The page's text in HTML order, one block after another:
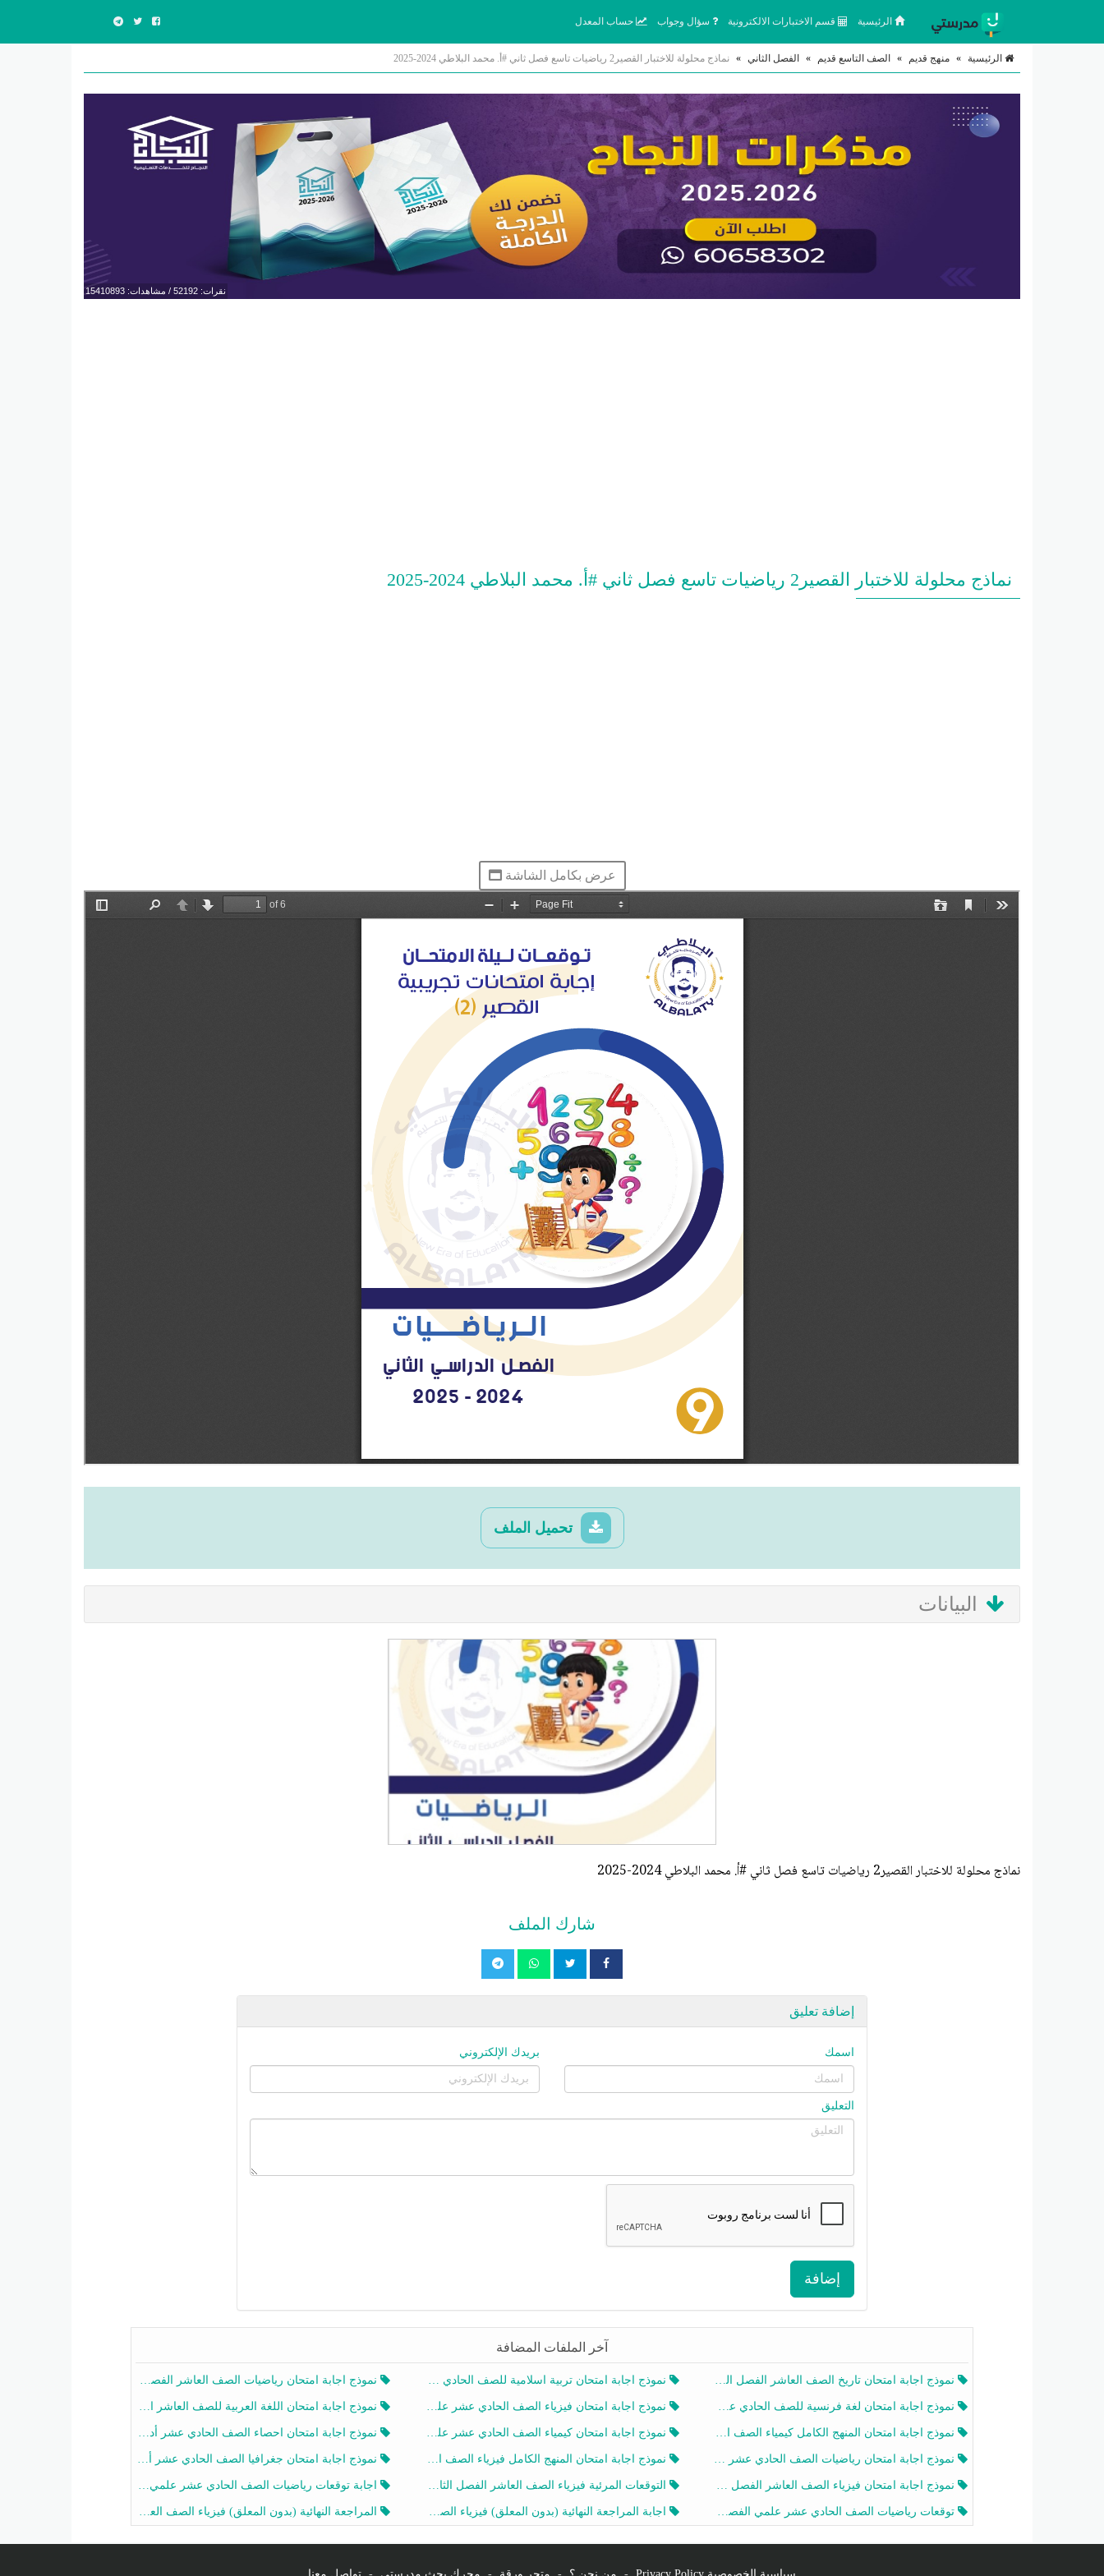
الرئيسية قسم الاختبارات الالكترونية سؤال وجواب حساب المعدل
الرئيسية » منهج قديم » الصف التاسع قديم » الفصل الثاني » نماذج محلولة للاختبار القصير2 رياضيات تاسع فصل ثاني #أ. محمد البلاطي 2024-2025
نقرات: 52192 / مشاهدات: 15410893
نماذج محلولة للاختبار القصير2 رياضيات تاسع فصل ثاني #أ. محمد البلاطي 2024-2025
عرض بكامل الشاشة
تحميل الملف
البيانات
نماذج محلولة للاختبار القصير2 رياضيات تاسع فصل ثاني #أ. محمد البلاطي 2024-2025
شارك الملف
إضافة تعليق
اسمك بريدك الإلكتروني
التعليق
إضافة
آخر الملفات المضافة
نموذج اجابة امتحان تاريخ الصف العاشر الفصل الثاني 2025-2026 نموذج اجابة امتحان تربية اسلامية للصف الحادي عشر الفصل الثاني 2025-2026 نموذج اجابة امتحان رياضيات الصف العاشر الفصل الثاني 2025-2026
نموذج اجابة امتحان لغة فرنسية للصف الحادي عشر أدبي الفصل الثاني 2025-2026 نموذج اجابة امتحان فيزياء الصف الحادي عشر علمي الفصل الثاني 2025-2026 نموذج اجابة امتحان اللغة العربية للصف العاشر الفصل الثاني 2025-2026
نموذج اجابة امتحان المنهج الكامل كيمياء الصف الحادي عشر علمي الفصل الثاني 2025-2026 نموذج اجابة امتحان كيمياء الصف الحادي عشر علمي الفصل الثاني 2025-2026 نموذج اجابة امتحان احصاء الصف الحادي عشر أدبي الفصل الثاني 2025-2026
نموذج اجابة امتحان رياضيات الصف الحادي عشر علمي الفصل الثاني 2025-2026 نموذج اجابة امتحان المنهج الكامل فيزياء الصف العاشر الفصل الثاني 2025-2026 نموذج اجابة امتحان جغرافيا الصف الحادي عشر أدبي الفصل الثاني 2025-2026
نموذج اجابة امتحان فيزياء الصف العاشر الفصل الثاني 2025-2026 التوقعات المرئية فيزياء الصف العاشر الفصل الثاني 2026 أ هيثم الليثي اجابة توقعات رياضيات الصف الحادي عشر علمي الفصل الثاني 2025-2026 أ عمرو فايز
توقعات رياضيات الصف الحادي عشر علمي الفصل الثاني 2025-2026 أ عمرو فايز اجابة المراجعة النهائية (بدون المعلق) فيزياء الصف العاشر الفصل الثاني أ أحمد نبيه المراجعة النهائية (بدون المعلق) فيزياء الصف العاشر الفصل الثاني أ أحمد نبيه